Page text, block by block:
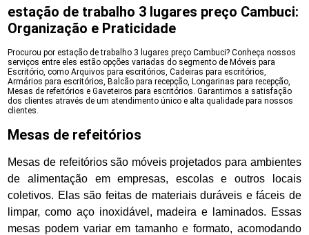
estação de trabalho 3 lugares preço Cambuci:
Organização e Praticidade
Procurou por estação de trabalho 3 lugares preço Cambuci? Conheça nossos
serviços entre eles estão opções variadas do segmento de Móveis para
Escritório, como Arquivos para escritórios, Cadeiras para escritórios,
Armários para escritórios, Balcão para recepção, Longarinas para recepção,
Mesas de refeitórios e Gaveteiros para escritórios. Garantimos a satisfação
dos clientes através de um atendimento único e alta qualidade para nossos
clientes.
Mesas de refeitórios
Mesas de refeitórios são móveis projetados para ambientes
de alimentação em empresas, escolas e outros locais
coletivos. Elas são feitas de materiais duráveis e fáceis de
limpar, como aço inoxidável, madeira e laminados. Essas
mesas podem variar em tamanho e formato, acomodando